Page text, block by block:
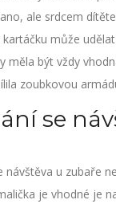
ale srdcem
může
měla být vždy
zoubkovou
se
návštěva u zubaře
je vhodné je